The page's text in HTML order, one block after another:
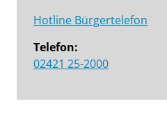
Hotline Bürgertelefon
Telefon:
02421 25-2000